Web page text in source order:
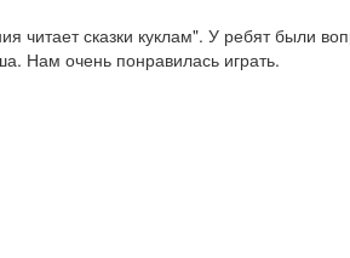
читает сказки куклам". У ребят были
Нам очень понравилась играть.